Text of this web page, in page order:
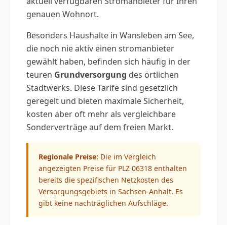
genauen Wohnort.
Besonders Haushalte in Wansleben am See,
die noch nie aktiv einen stromanbieter
gewählt haben, befinden sich häufig in der
teuren Grundversorgung des örtlichen
Stadtwerks. Diese Tarife sind gesetzlich
geregelt und bieten maximale Sicherheit,
kosten aber oft mehr als vergleichbare
Sonderverträge auf dem freien Markt.
Regionale Preise: Die im Vergleich
angezeigten Preise für PLZ 06318 enthalten
bereits die spezifischen Netzkosten des
Versorgungsgebiets in Sachsen-Anhalt. Es
gibt keine nachträglichen Aufschläge.